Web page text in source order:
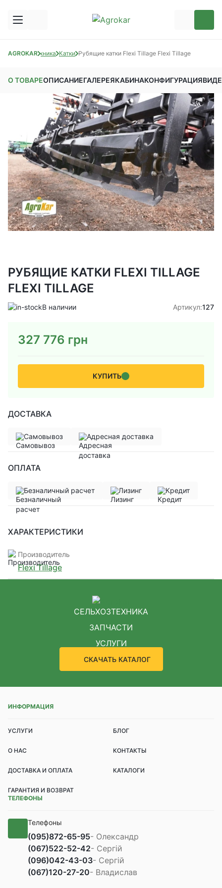
AGROKARТехника Катки Рубящие катки Flexi Tillage Flexi Tillage
О ТОВАРЕОПИСАНИЕГАЛЕРЕЯКАБИНАКОНФИГУРАЦИЯ
РУБЯЩИЕ КАТКИ FLEXI TILLAGE
FLEXI TILLAGE
В наличии Артикул:127
327 776 грн
КУПИТЬ
ДОСТАВКА
Самовывоз Адресная доставка
ОПЛАТА
Безналичный расчет Лизинг Кредит
ХАРАКТЕРИСТИКИ
Производитель
Flexi Tillage
СЕЛЬХОЗТЕХНИКА
ЗАПЧАСТИ
УСЛУГИ
СКАЧАТЬ КАТАЛОГ
ИНФОРМАЦИЯ
УСЛУГИ БЛОГ
О НАС КОНТАКТЫ
ДОСТАВКА И ОПЛАТА КАТАЛОГИ
ГАРАНТИЯ И ВОЗВРАТ
ТЕЛЕФОНЫ
Телефоны
(095)872-65-95- Олександр
(067)522-52-42- Сергій
(096)042-43-03- Сергій
(067)120-27-20- Владислав